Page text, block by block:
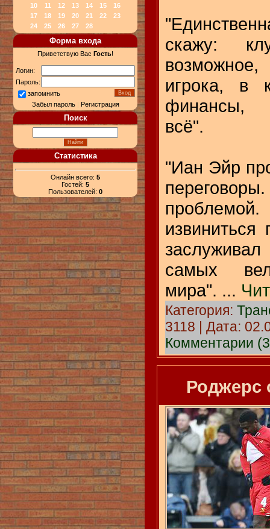
10
11 12 13 14 15
16
17
18 19 20 21 22
23
24
25 26 27 28
Форма входа
Приветствую Вас Гость!
Логин:
Пароль:
запомнить
Забыл пароль| Регистрация
Поиск
Статистика
Онлайн всего: 5
Гостей: 5
Пользователей: 0
скажу:
игрока, в
финансы,
всё".
"Иан Эйр
самых
мира". ...
Категория:
3118 | Дата:
Комментарии
Роджерс